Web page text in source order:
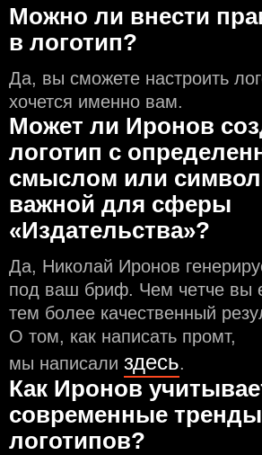
Можно ли внести
в логотип?
Да, вы сможете настроить
хочется именно вам.
Может ли Иронов
логотип с
смыслом или
важной для сферы
«Издательства»?
Да, Николай Иронов
под ваш бриф. Чем чeтче вы
тем более качественный
О том, как написать промт,
мы написали здесь.
Как Иронов
современные
логотипов?